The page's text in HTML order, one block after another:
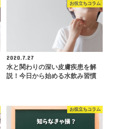
お役立ちコラム
2020.7.27
水と関わりの深い皮膚疾患を解
説！今日から始める水飲み習慣
お役立ちコラム